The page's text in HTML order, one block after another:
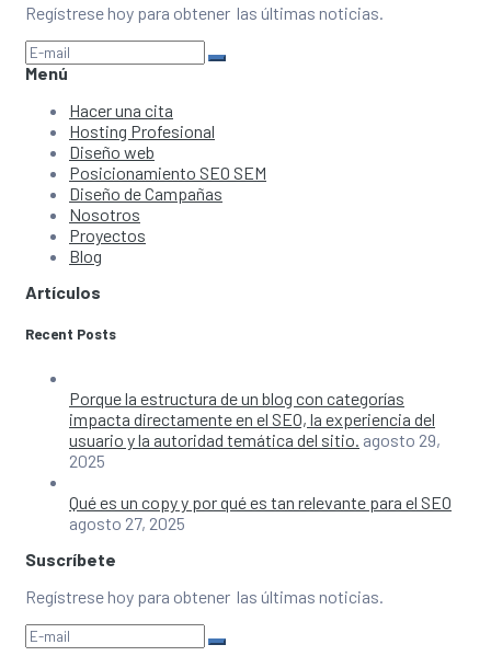
Regístrese hoy para obtener las últimas noticias.
Menú
Hacer una cita
Hosting Profesional
Diseño web
Posicionamiento SEO SEM
Diseño de Campañas
Nosotros
Proyectos
Blog
Artículos
Recent Posts
Porque la estructura de un blog con categorías
impacta directamente en el SEO, la experiencia del
usuario y la autoridad temática del sitio. agosto 29,
2025
Qué es un copy y por qué es tan relevante para el SEO
agosto 27, 2025
Suscríbete
Regístrese hoy para obtener las últimas noticias.